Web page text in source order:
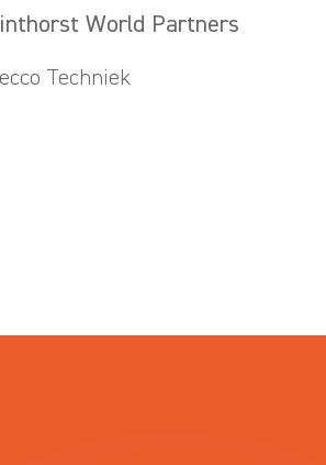
World Partners
Techniek